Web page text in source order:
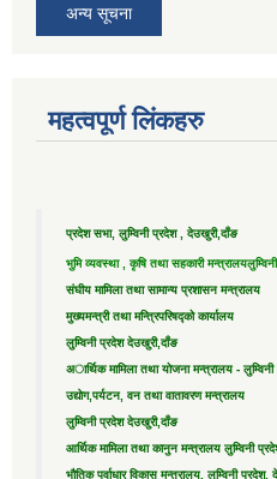
अन्य सूचना
महत्वपूर्ण लिंकहरु
प्रदेश सभा, लुम्विनी प्रदेश , देउखुरी,दाँङ
भुमि व्यवस्था , कृषि तथा सहकारी मन्त्रालय
संघीय मामिला तथा सामान्य प्रशासन मन्त्रालय
मुख्यमन्त्री तथा मन्त्रिपरिषद्को कार्यालय
लुम्विनी प्रदेश देउखुरी,दाँङ
अार्थिक मामिला तथा योजना मन्त्रालय -
उद्याेग,पर्यटन, वन तथा वातावरण मन्त्रालय
लुम्विनी प्रदेश देउखुरी,दाँङ
आर्थिक मामिला तथा कानुन मन्त्रालय लुम्विनी
भौतिक पूर्वाधार विकास मन्त्रालय, लुम्विनी प्रदेश,